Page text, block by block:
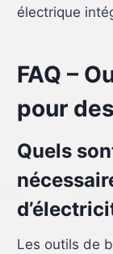
électrique
FAQ –
pour
Quels
Les outils de